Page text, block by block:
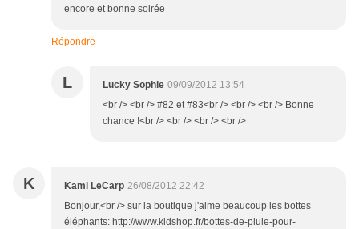
encore et bonne soirée
Répondre
L Lucky Sophie 09/09/2012 13:54
<br /> <br /> #82 et #83<br /> <br /> <br /> Bonne
chance !<br /> <br /> <br /> <br />
K Kami LeCarp 26/08/2012 22:42
Bonjour,<br /> sur la boutique j'aime beaucoup les bottes
éléphants: http://www.kidshop.fr/bottes-de-pluie-pour-